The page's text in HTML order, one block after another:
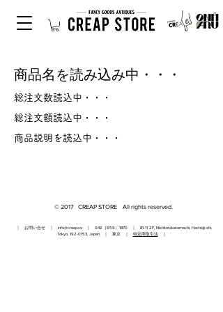
商品名を読み込み中・・・
総注文数読込中・・・
総注文額読込中・・・
商品説明を読込中・・・
© 2017 CREAP STORE All rights reserved.
｜ お問い合せ ｜ info@creap.co｜ 042（659）1870 ｜ 81-11 2F, Nishiterakatamachi, Hachioji-shi,
Tokyo, 192-0153, Japan ｜ 東京 ｜ 特定商取引法｜